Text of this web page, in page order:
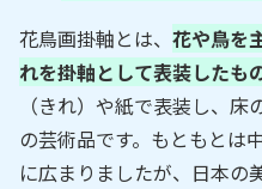
花鳥画掛軸とは、 花や鳥を
れを掛軸として表装したも
（きれ）や紙で表装し、
の芸術品です。もともとは
に広まりましたが、日本の